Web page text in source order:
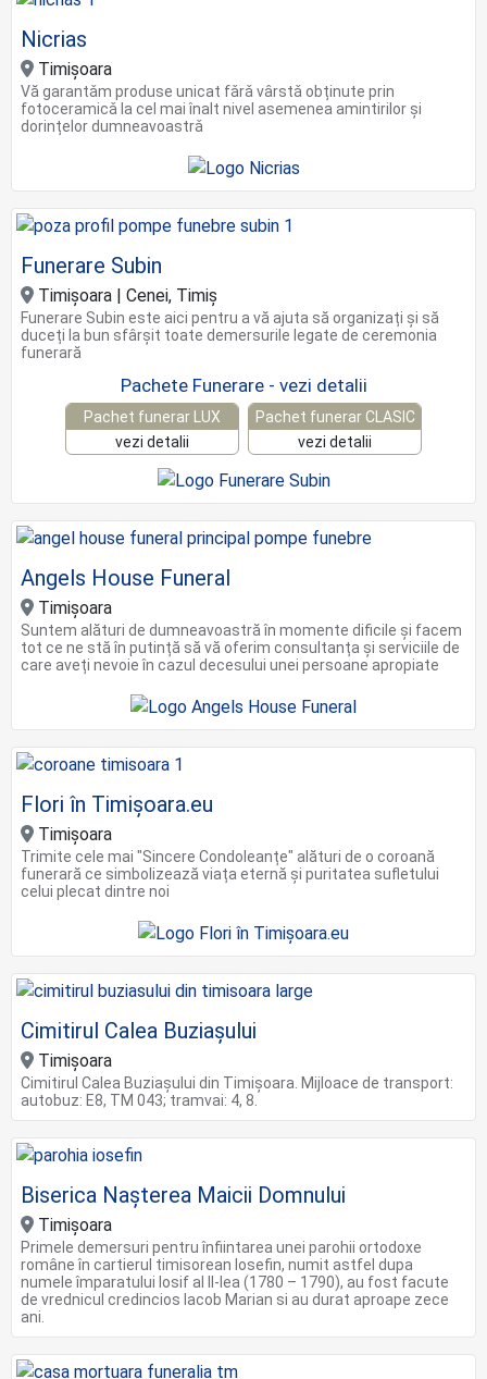
Nicrias
Timișoara
Vă garantǎm produse unicat fǎrǎ vârstǎ obținute prin
fotoceramicǎ la cel mai înalt nivel asemenea amintirilor şi
dorințelor dumneavoastrǎ
Funerare Subin
Timişoara | Cenei, Timiş
Funerare Subin este aici pentru a vă ajuta să organizați și să
duceți la bun sfârșit toate demersurile legate de ceremonia
funerară
Pachete Funerare - vezi detalii
Pachet funerar LUX
vezi detalii
Pachet funerar CLASIC
vezi detalii
Angels House Funeral
Timișoara
Suntem alături de dumneavoastră în momente dificile și facem
tot ce ne stă în putință să vă oferim consultanța și serviciile de
care aveți nevoie în cazul decesului unei persoane apropiate
Flori în Timișoara.eu
Timișoara
Trimite cele mai "Sincere Condoleanțe" alături de o coroană
funerară ce simbolizează viața eternă și puritatea sufletului
celui plecat dintre noi
Cimitirul Calea Buziașului
Timișoara
Cimitirul Calea Buziașului din Timișoara. Mijloace de transport:
autobuz: E8, TM 043; tramvai: 4, 8.
Biserica Nașterea Maicii Domnului
Timișoara
Primele demersuri pentru înfiintarea unei parohii ortodoxe
române în cartierul timisorean Iosefin, numit astfel dupa
numele împaratului Iosif al II-lea (1780 – 1790), au fost facute
de vrednicul credincios Iacob Marian si au durat aproape zece
ani.